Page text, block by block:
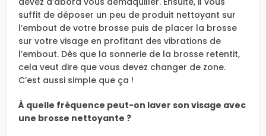
suffit de déposer un peu de produit nettoyant sur
l’embout de votre brosse puis de placer la brosse
sur votre visage en profitant des vibrations de
l’embout. Dès que la sonnerie de la brosse retentit,
cela veut dire que vous devez changer de zone.
C’est aussi simple que ça !
À quelle fréquence peut-on laver son visage avec
une brosse nettoyante ?